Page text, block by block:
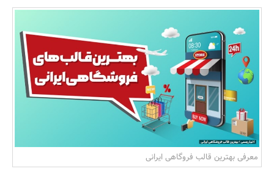
مسکن و ساختمان
معرفی بهترین قالب فروگاهی ایرانی